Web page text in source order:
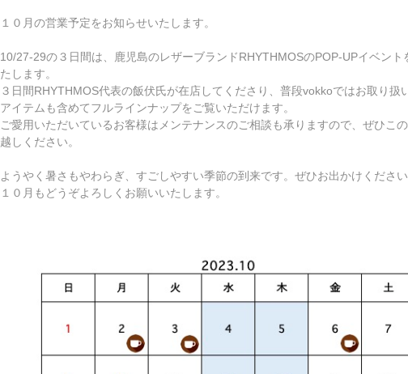
１０月の営業予定をお知らせいたします。
10/27-29の３日間は、鹿児島のレザーブランドRHYTHMOSのPOP-UPイベント
たします。
３日間RHYTHMOS代表の飯伏氏が在店してくださり、普段vokkoではお取り扱
アイテムも含めてフルラインナップをご覧いただけます。
ご愛用いただいているお客様はメンテナンスのご相談も承りますので、ぜひこ
越しください。
ようやく暑さもやわらぎ、すごしやすい季節の到来です。ぜひお出かけください
１０月もどうぞよろしくお願いいたします。